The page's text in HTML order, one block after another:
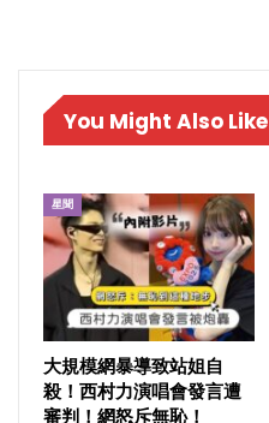
You Might Also Like
星聞
大規模網暴導致站姐自
殺！西村力演唱會發言遭
審判！網怒斥無恥！